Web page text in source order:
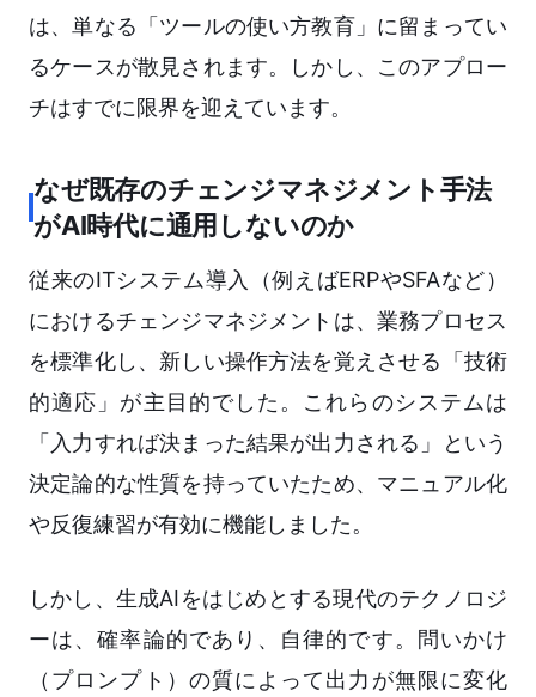
は、単なる「ツールの使い方教育」に留まってい
るケースが散見されます。しかし、このアプロー
チはすでに限界を迎えています。
なぜ既存のチェンジマネジメント手法
がAI時代に通用しないのか
従来のITシステム導入（例えばERPやSFAなど）
におけるチェンジマネジメントは、業務プロセス
を標準化し、新しい操作方法を覚えさせる「技術
的適応」が主目的でした。これらのシステムは
「入力すれば決まった結果が出力される」という
決定論的な性質を持っていたため、マニュアル化
や反復練習が有効に機能しました。
しかし、生成AIをはじめとする現代のテクノロジ
ーは、確率論的であり、自律的です。問いかけ
（プロンプト）の質によって出力が無限に変化